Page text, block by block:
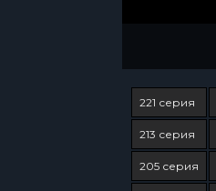
221 серия
213 серия
205 серия